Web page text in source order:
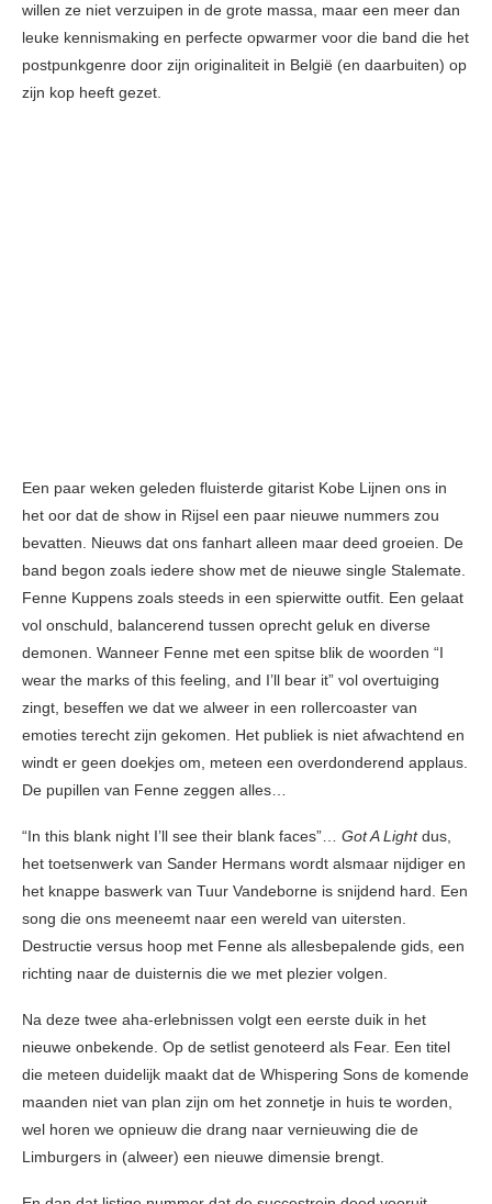
willen ze niet verzuipen in de grote massa, maar een meer dan
leuke kennismaking en perfecte opwarmer voor die band die het
postpunkgenre door zijn originaliteit in België (en daarbuiten) op
zijn kop heeft gezet.
Een paar weken geleden fluisterde gitarist Kobe Lijnen ons in
het oor dat de show in Rijsel een paar nieuwe nummers zou
bevatten. Nieuws dat ons fanhart alleen maar deed groeien. De
band begon zoals iedere show met de nieuwe single Stalemate.
Fenne Kuppens zoals steeds in een spierwitte outfit. Een gelaat
vol onschuld, balancerend tussen oprecht geluk en diverse
demonen. Wanneer Fenne met een spitse blik de woorden “I
wear the marks of this feeling, and I’ll bear it” vol overtuiging
zingt, beseffen we dat we alweer in een rollercoaster van
emoties terecht zijn gekomen. Het publiek is niet afwachtend en
windt er geen doekjes om, meteen een overdonderend applaus.
De pupillen van Fenne zeggen alles…
“In this blank night I’ll see their blank faces”… Got A Lightdus,
het toetsenwerk van Sander Hermans wordt alsmaar nijdiger en
het knappe baswerk van Tuur Vandeborne is snijdend hard. Een
song die ons meeneemt naar een wereld van uitersten.
Destructie versus hoop met Fenne als allesbepalende gids, een
richting naar de duisternis die we met plezier volgen.
Na deze twee aha-erlebnissen volgt een eerste duik in het
nieuwe onbekende. Op de setlist genoteerd als Fear. Een titel
die meteen duidelijk maakt dat de Whispering Sons de komende
maanden niet van plan zijn om het zonnetje in huis te worden,
wel horen we opnieuw die drang naar vernieuwing die de
Limburgers in (alweer) een nieuwe dimensie brengt.